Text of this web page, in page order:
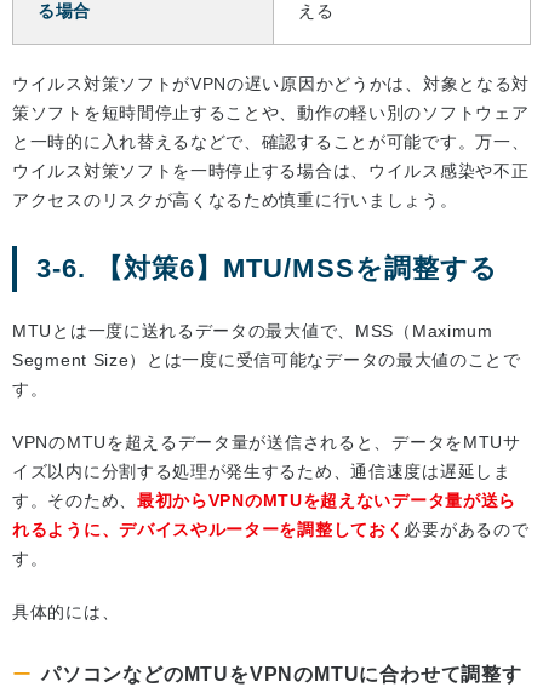
る場合
える
ウイルス対策ソフトがVPNの遅い原因かどうかは、対象となる対
策ソフトを短時間停止することや、動作の軽い別のソフトウェア
と一時的に入れ替えるなどで、確認することが可能です。万一、
ウイルス対策ソフトを一時停止する場合は、ウイルス感染や不正
アクセスのリスクが高くなるため慎重に行いましょう。
3-6. 【対策6】MTU/MSSを調整する
MTUとは一度に送れるデータの最大値で、MSS（Maximum
Segment Size）とは一度に受信可能なデータの最大値のことで
す。
VPNのMTUを超えるデータ量が送信されると、データをMTUサ
イズ以内に分割する処理が発生するため、通信速度は遅延しま
す。そのため、 最初からVPNのMTUを超えないデータ量が送ら
れるように、デバイスやルーターを調整しておく 必要があるので
す。
具体的には、
パソコンなどのMTUをVPNのMTUに合わせて調整す